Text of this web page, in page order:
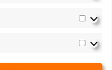
sécurisé